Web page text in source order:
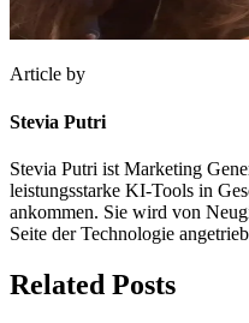
Article by
Stevia Putri
Stevia Putri ist Marketing
leistungsstarke KI-Tools in
ankommen. Sie wird von
Seite der Technologie
Related Posts